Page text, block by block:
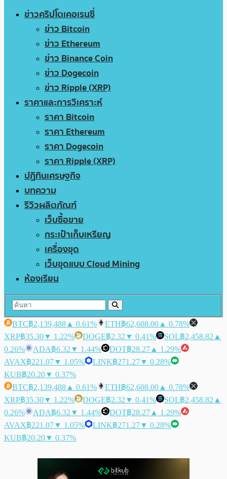
ข่าวคริปโตเคอเรนซี่
ข่าว Bitcoin
ข่าว Ethereum
ข่าว Binance Coin
ข่าว Dogecoin
ข่าว Ripple (XRP)
ราคาและการวิเคราะห์
ราคา Bitcoin
ราคา Ethereum
ราคา Dogecoin
ราคา Ripple (XRP)
ปฏิทินเศรษฐกิจ
บทความ
รีวิวผลิตภัณฑ์
เว็บซื้อขาย
กระเป๋าเก็บเหรียญ
เครื่องขุด
เว็บขุดแบบ Cloud Mining
ห้องเรียน
BTC฿2,139,488 ▲ 0.61% ETH฿62,608.00 ▲ 0.78%
XRP฿35.30▼ 1.22% DOGE฿2.32 ▼ 0.41% SOL฿2,458.82 ▲
0.26%
ADA฿6.32 ▼ 1.44% DOT฿28.27 ▲ 1.29%
AVAX฿221.07▼ 1.05% LINK฿271.27▼ 0.28%
KUB฿20.20▼ 0.37%
BTC฿2,139,488 ▲ 0.61% ETH฿62,608.00 ▲ 0.78%
XRP฿35.30▼ 1.22% DOGE฿2.32 ▼ 0.41% SOL฿2,458.82 ▲
0.26%
ADA฿6.32 ▼ 1.44% DOT฿28.27 ▲ 1.29%
AVAX฿221.07▼ 1.05% LINK฿271.27▼ 0.28%
KUB฿20.20▼ 0.37%